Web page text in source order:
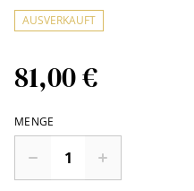
AUSVERKAUFT
81,00 €
MENGE